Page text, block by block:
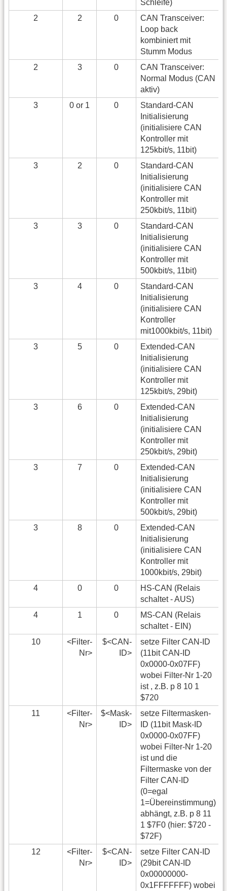
Schleife)
2
2 0
CAN Transceiver:
Loop back
kombiniert mit
Stumm Modus
2
3 0
CAN Transceiver:
Normal Modus (CAN
aktiv)
3
0 or 1 0
Standard-CAN
Initialisierung
(initialisiere CAN
Kontroller mit
125kbit/s, 11bit)
3
2 0
Standard-CAN
Initialisierung
(initialisiere CAN
Kontroller mit
250kbit/s, 11bit)
3
3 0
Standard-CAN
Initialisierung
(initialisiere CAN
Kontroller mit
500kbit/s, 11bit)
3
4 0
Standard-CAN
Initialisierung
(initialisiere CAN
Kontroller
mit1000kbit/s, 11bit)
3
5 0
Extended-CAN
Initialisierung
(initialisiere CAN
Kontroller mit
125kbit/s, 29bit)
3
6 0
Extended-CAN
Initialisierung
(initialisiere CAN
Kontroller mit
250kbit/s, 29bit)
3
7 0
Extended-CAN
Initialisierung
(initialisiere CAN
Kontroller mit
500kbit/s, 29bit)
3
8 0
Extended-CAN
Initialisierung
(initialisiere CAN
Kontroller mit
1000kbit/s, 29bit)
4
0 0
HS-CAN (Relais
schaltet - AUS)
4
1 0
MS-CAN (Relais
schaltet - EIN)
10
<Filter-
Nr>
$<CAN-
ID>
setze Filter CAN-ID
(11bit CAN-ID
0x0000-0x07FF)
wobei Filter-Nr 1-20
ist , z.B. p 8 10 1
$720
11
<Filter-
Nr>
$<Mask-
ID>
setze Filtermasken-
ID (11bit Mask-ID
0x0000-0x07FF)
wobei Filter-Nr 1-20
ist und die
Filtermaske von der
Filter CAN-ID
(0=egal
1=Übereinstimmung)
abhängt, z.B. p 8 11
1 $7F0 (hier: $720 -
$72F)
12
<Filter-
Nr>
$<CAN-
ID>
setze Filter CAN-ID
(29bit CAN-ID
0x00000000-
0x1FFFFFFF) wobei